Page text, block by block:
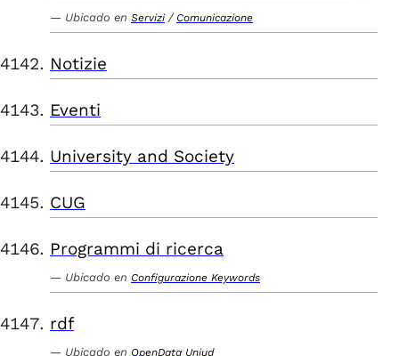
Ubicado en Servizi / Comunicazione
Notizie
Eventi
University and Society
CUG
Programmi di ricerca
Ubicado en Configurazione Keywords
rdf
Ubicado en OpenData Uniud